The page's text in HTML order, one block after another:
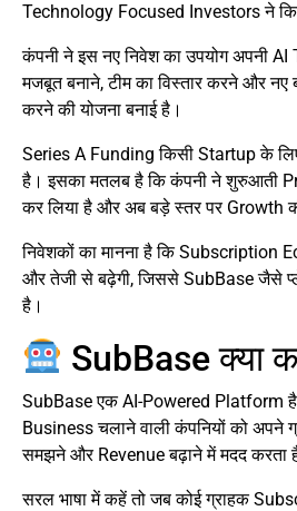
Technology Focused Investors ने
कंपनी ने इस नए निवेश का उपयोग अपनी
मजबूत बनाने, टीम का विस्तार करने और नए
करने की योजना बनाई है।
Series A Funding किसी Startup के लिए
है। इसका मतलब है कि कंपनी ने शुरुआती
कर लिया है और अब बड़े स्तर पर Growth
निवेशकों का मानना है कि Subscription
और तेजी से बढ़ेगी, जिससे SubBase जैसे
है।
SubBase क्या
SubBase एक AI-Powered Platform
Business चलाने वाली कंपनियों को अपने
समझने और Revenue बढ़ाने में मदद करता
सरल भाषा में कहें तो जब कोई ग्राहक